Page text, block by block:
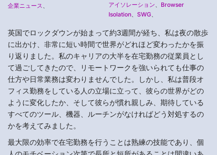
企業ニュース、 アイソレーション、 Browser
Isolation、 SWG、
英国でロックダウンが始まって約3週間が経ち、私は夜の散歩
に出かけ、非常に短い時間で世界がどれほど変わったかを振
り返りました。私のキャリアの大半を在宅勤務の従業員とし
て過ごしてきたので、リモートワークを強いられても仕事の
仕方や日常業務は変わりませんでした。しかし、私は普段オ
フィス勤務をしている人の立場に立って、彼らの世界がどの
ように変化したか、そして彼らが慣れ親しみ、期待している
すべてのツール、機器、ルーチンがなければどう対処するの
かを考えてみました。
最大限の効率で在宅勤務を行うことは熟練の技能であり、個